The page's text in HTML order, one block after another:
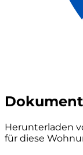
Herunterladen
für diese